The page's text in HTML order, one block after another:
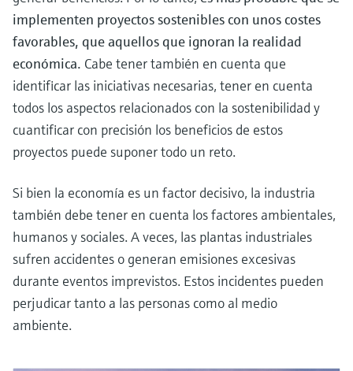
implementen proyectos sostenibles con unos costes
favorables, que aquellos que ignoran la realidad
económica. Cabe tener también en cuenta que
identificar las iniciativas necesarias, tener en cuenta
todos los aspectos relacionados con la sostenibilidad y
cuantificar con precisión los beneficios de estos
proyectos puede suponer todo un reto.
Si bien la economía es un factor decisivo, la industria
también debe tener en cuenta los factores ambientales,
humanos y sociales. A veces, las plantas industriales
sufren accidentes o generan emisiones excesivas
durante eventos imprevistos. Estos incidentes pueden
perjudicar tanto a las personas como al medio
ambiente.